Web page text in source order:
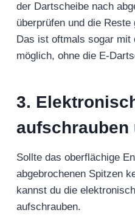
der Dartscheibe nach
überprüfen und die
Das ist oftmals sogar mit
möglich, ohne die E-
3.
aufschrauben
Sollte das oberflächige
abgebrochenen Spitzen
kannst du die
aufschrauben.